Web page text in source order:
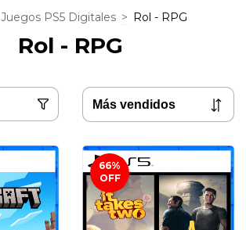
Juegos PS5 Digitales > Rol - RPG
Rol - RPG
66%
OFF